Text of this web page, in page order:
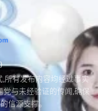
所有发布内容均经过事实
与未经验证的传闻,确保
信源支撑。